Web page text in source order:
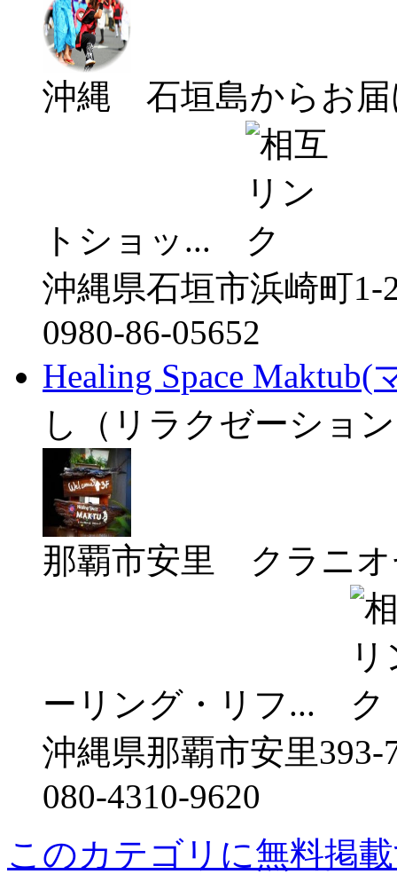
沖縄 石垣島からお届
トショッ...
沖縄県石垣市浜崎町1-
0980-86-05652
Healing Space
し（リラクゼーショ
那覇市安里 クラニオ
ーリング・リフ...
沖縄県那覇市安里
080-4310-9620
このカテゴリに無料掲